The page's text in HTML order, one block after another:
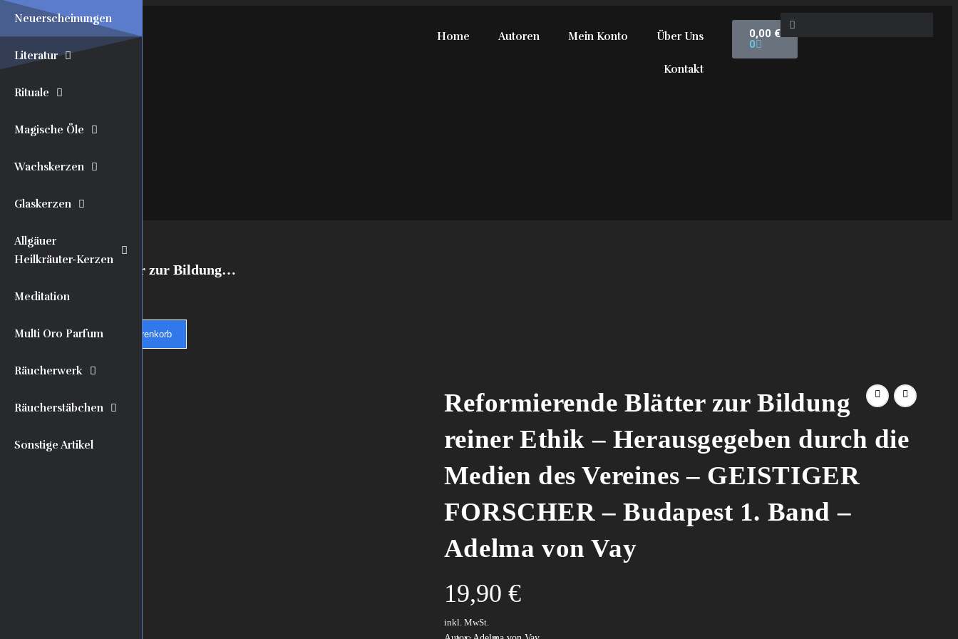
Home Autoren Mein Konto Über Uns
Kontakt
0,00 €
0
Neuerscheinungen
Literatur
Rituale
Magische Öle
Wachskerzen
Glaskerzen
Allgäuer
Heilkräuter-Kerzen
Meditation
Multi Oro Parfum
Räucherwerk
Räucherstäbchen
Sonstige Artikel
Ausgewählt:
Reformierende Blätter zur Bildung…
19,90€
In den Warenkorb
Reformierende Blätter zur Bildung
reiner Ethik – Herausgegeben durch die
Medien des Vereines – GEISTIGER
FORSCHER – Budapest 1. Band –
Adelma von Vay
19,90 €
inkl. MwSt.
.